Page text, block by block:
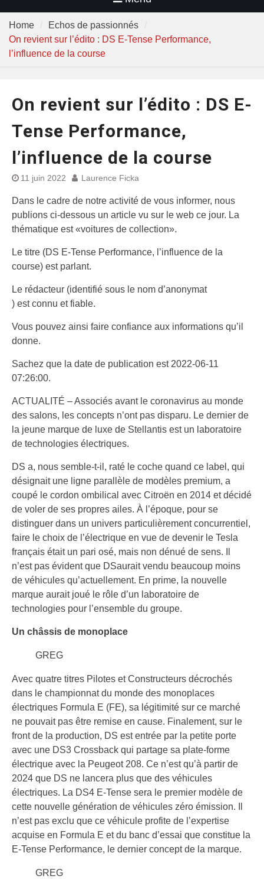
Home
Echos de passionnés
On revient sur l’édito : DS E-Tense Performance,
l’influence de la course
On revient sur l’édito : DS E-
Tense Performance,
l’influence de la course
11 juin 2022 Laurence Ficka
Dans le cadre de notre activité de vous informer, nous
publions ci-dessous un article vu sur le web ce jour. La
thématique est «voitures de collection».
Le titre (DS E-Tense Performance, l’influence de la
course) est parlant.
Le rédacteur (identifié sous le nom d’anonymat
) est connu et fiable.
Vous pouvez ainsi faire confiance aux informations qu’il
donne.
Sachez que la date de publication est 2022-06-11
07:26:00.
ACTUALITÉ – Associés avant le coronavirus au monde
des salons, les concepts n’ont pas disparu. Le dernier de
la jeune marque de luxe de Stellantis est un laboratoire
de technologies électriques.
DS a, nous semble-t-il, raté le coche quand ce label, qui
désignait une ligne parallèle de modèles premium, a
coupé le cordon ombilical avec Citroën en 2014 et décidé
de voler de ses propres ailes. À l’époque, pour se
distinguer dans un univers particulièrement concurrentiel,
faire le choix de l’électrique en vue de devenir le Tesla
français était un pari osé, mais non dénué de sens. Il
n’est pas évident que DSaurait vendu beaucoup moins
de véhicules qu’actuellement. En prime, la nouvelle
marque aurait joué le rôle d’un laboratoire de
technologies pour l’ensemble du groupe.
Un châssis de monoplace
GREG
Avec quatre titres Pilotes et Constructeurs décrochés
dans le championnat du monde des monoplaces
électriques Formula E (FE), sa légitimité sur ce marché
ne pouvait pas être remise en cause. Finalement, sur le
front de la production, DS est entrée par la petite porte
avec une DS3 Crossback qui partage sa plate-forme
électrique avec la Peugeot 208. Ce n’est qu’à partir de
2024 que DS ne lancera plus que des véhicules
électriques. La DS4 E-Tense sera le premier modèle de
cette nouvelle génération de véhicules zéro émission. Il
n’est pas exclu que ce véhicule profite de l’expertise
acquise en Formula E et du banc d’essai que constitue la
E-Tense Performance, le dernier concept de la marque.
GREG